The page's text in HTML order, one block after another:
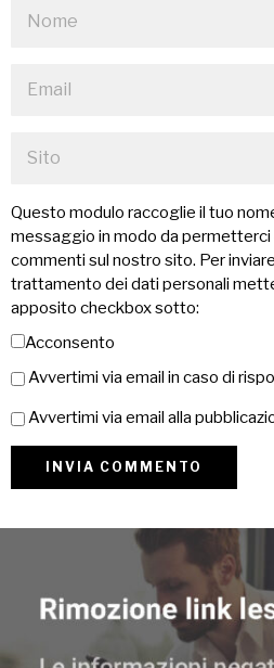
Questo modulo raccoglie il tuo
messaggio in modo da
commenti sul nostro sito. Per
trattamento dei dati personali
apposito checkbox sotto:
Acconsento
Avvertimi via email in caso di
Avvertimi via email alla